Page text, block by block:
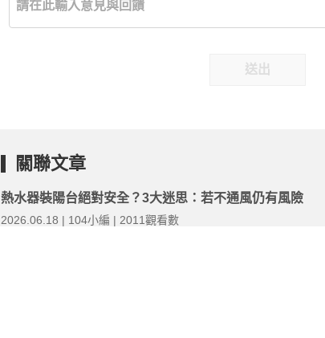
送出
關聯文章
熱水器裝陽台絕對安全？3大迷思：若不通風仍有風險
2026.06.18 | 104小編 | 2011觀看數